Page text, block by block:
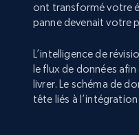
ont transformé votre
panne devenait votre
L’intelligence de
le flux de données
livrer. Le schéma de
tête liés à l’intégration.